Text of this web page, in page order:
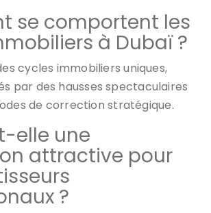
se comportent les
à Dubaï ?
cycles immobiliers uniques,
par des hausses spectaculaires
de correction stratégique.
elle une
attractive pour
?